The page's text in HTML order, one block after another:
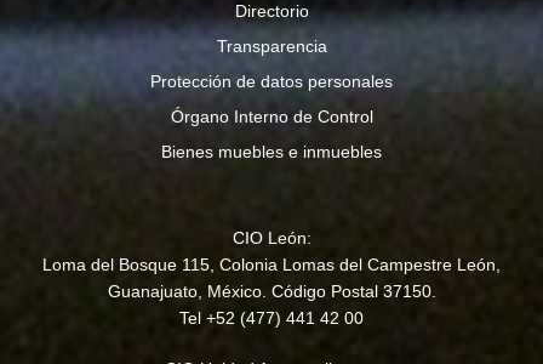
Directorio
Transparencia
Protección de datos personales
Órgano Interno de Control
Bienes muebles e inmuebles
CIO León:
Loma del Bosque 115, Colonia Lomas del Campestre León,
Guanajuato, México. Código Postal 37150.
Tel +52 (477) 441 42 00